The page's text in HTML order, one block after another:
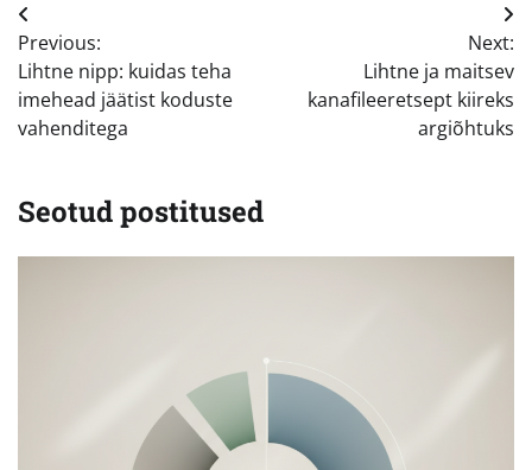
Navigeerimine
Previous:
Lihtne nipp: kuidas teha
imehead jäätist koduste
vahenditega
Next:
Lihtne ja maitsev
kanafileeretsept kiireks
argiõhtuks
Seotud postitused